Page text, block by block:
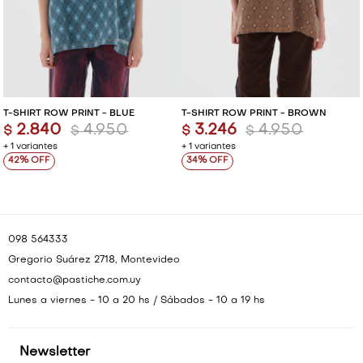
T-SHIRT ROW PRINT - BLUE
+ 1 variantes
$ 2.840 $ 4.950
42
T-SHIRT ROW PRINT - BROWN
+ 1 variantes
$ 3.246 $ 4.950
34
Newsletter
098 564333
Gregorio Suárez 2718, Montevideo
contacto@pastiche.com.uy
Lunes a viernes - 10 a 20 hs / Sábados - 10 a 19 hs
VESTIDOS Y MONOS
CAMISAS Y BLUSAS
SHORTS Y FALDAS
VESTIDOS Y MONOS
CAMISAS Y BLUSAS
SHORTS Y FALDAS